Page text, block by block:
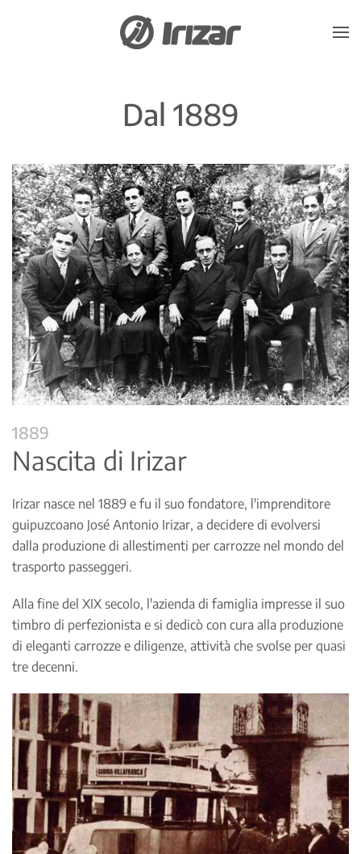
Skip to main content
Dal 1889
1889
Nascita di Irizar
Irizar nasce nel 1889 e fu il suo fondatore, l'imprenditore
guipuzcoano José Antonio Irizar, a decidere di evolversi
dalla produzione di allestimenti per carrozze nel mondo del
trasporto passeggeri.
Alla fine del XIX secolo, l'azienda di famiglia impresse il suo
timbro di perfezionista e si dedicò con cura alla produzione
di eleganti carrozze e diligenze, attività che svolse per quasi
tre decenni.